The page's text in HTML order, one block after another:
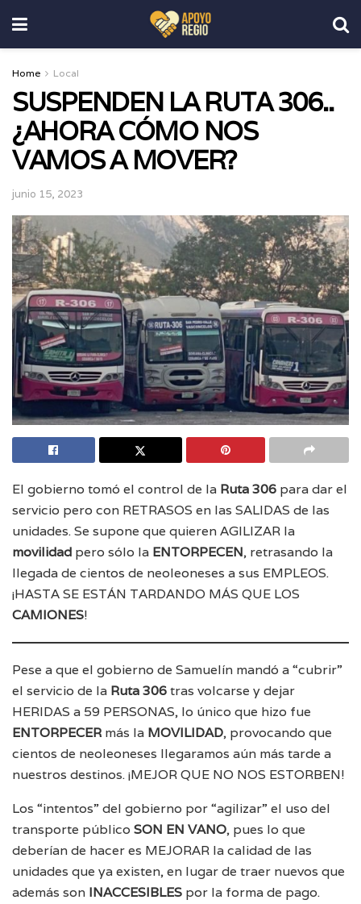
Home Local
SUSPENDEN LA RUTA 306..
¿AHORA CÓMO NOS
VAMOS A MOVER?
junio 15, 2023
El gobierno tomó el control de la Ruta 306 para dar el
servicio pero con RETRASOS en las SALIDAS de las
unidades. Se supone que quieren AGILIZAR la
movilidad pero sólo la ENTORPECEN, retrasando la
llegada de cientos de neoleoneses a sus EMPLEOS.
¡HASTA SE ESTÁN TARDANDO MÁS QUE LOS
CAMIONES!
Pese a que el gobierno de Samuelín mandó a “cubrir”
el servicio de la Ruta 306tras volcarse y dejar
HERIDAS a 59 PERSONAS, lo único que hizo fue
ENTORPECERmás la MOVILIDAD, provocando que
cientos de neoleoneses llegaramos aún más tarde a
nuestros destinos. ¡MEJOR QUE NO NOS ESTORBEN!
Los “intentos” del gobierno por “agilizar” el uso del
transporte público SON EN VANO, pues lo que
deberían de hacer es MEJORAR la calidad de las
unidades que ya existen, en lugar de traer nuevos que
además son INACCESIBLES por la forma de pago.